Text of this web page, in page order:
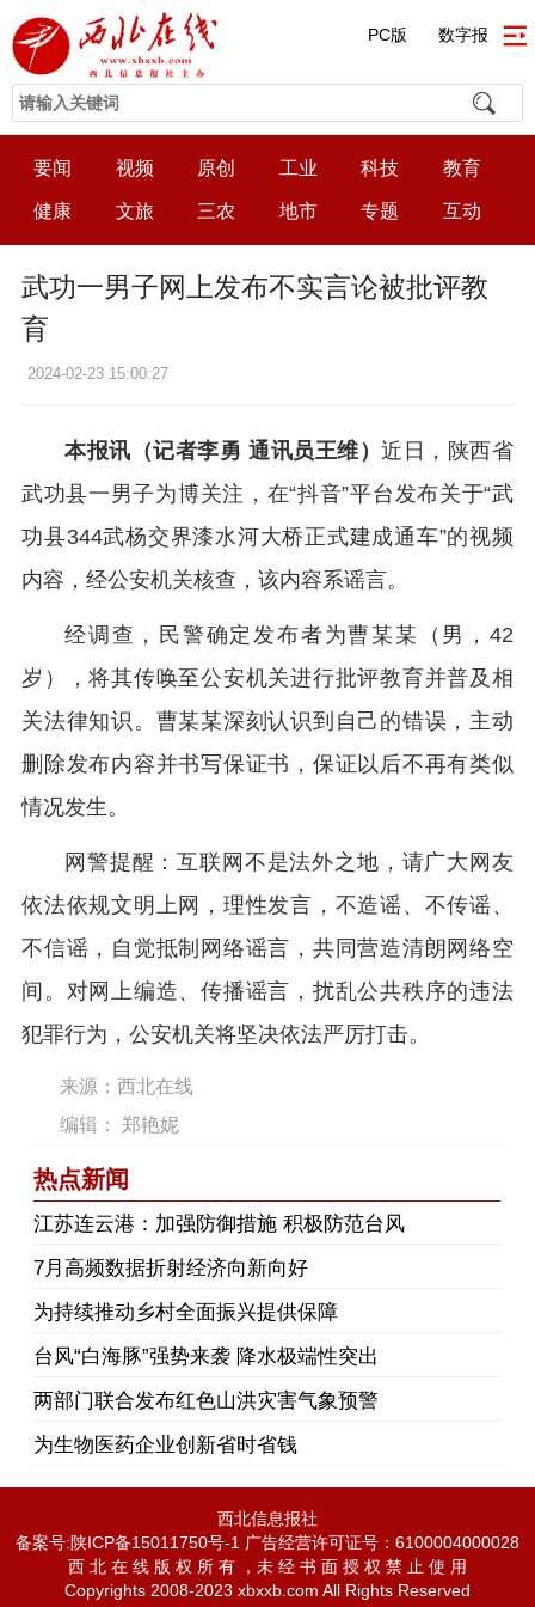
PC版 数字报
要闻 视频 原创 工业 科技 教育
健康 文旅 三农 地市 专题 互动
武功一男子网上发布不实言论被批评教
育
2024-02-23 15:00:27
本报讯（记者李勇 通讯员王维）近日，陕西省
武功县一男子为博关注，在“抖音”平台发布关于“武
功县344武杨交界漆水河大桥正式建成通车”的视频
内容，经公安机关核查，该内容系谣言。
经调查，民警确定发布者为曹某某（男，42
岁），将其传唤至公安机关进行批评教育并普及相
关法律知识。曹某某深刻认识到自己的错误，主动
删除发布内容并书写保证书，保证以后不再有类似
情况发生。
网警提醒：互联网不是法外之地，请广大网友
依法依规文明上网，理性发言，不造谣、不传谣、
不信谣，自觉抵制网络谣言，共同营造清朗网络空
间。对网上编造、传播谣言，扰乱公共秩序的违法
犯罪行为，公安机关将坚决依法严厉打击。
来源：西北在线
编辑： 郑艳妮
热点新闻
江苏连云港：加强防御措施 积极防范台风
7月高频数据折射经济向新向好
为持续推动乡村全面振兴提供保障
台风“白海豚”强势来袭 降水极端性突出
两部门联合发布红色山洪灾害气象预警
为生物医药企业创新省时省钱
西北信息报社
备案号:陕ICP备15011750号-1 广告经营许可证号：6100004000028
西 北 在 线 版 权 所 有 ，未 经 书 面 授 权 禁 止 使 用
Copyrights 2008-2023 xbxxb.com All Rights Reserved